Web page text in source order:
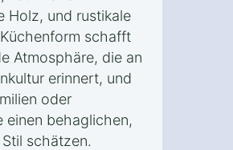
Holz, und rustikale
schafft
Atmosphäre, die an
erinnert, und
oder
einen behaglichen,
schätzen.